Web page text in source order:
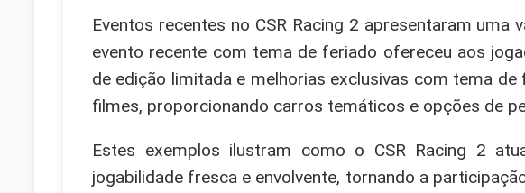
Eventos recentes no CSR Racing 2 apresentaram
evento recente com tema de feriado ofereceu aos
de edição limitada e melhorias exclusivas com tema
filmes, proporcionando carros temáticos e opções de
Estes exemplos ilustram como o CSR Racing 2
jogabilidade fresca e envolvente, tornando a